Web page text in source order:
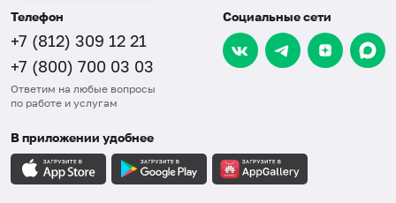
Телефон
+7 (812) 309 12 21
+7 (800) 700 03 03
Ответим на любые вопросы
по работе и услугам
Социальные сети
В приложении удобнее